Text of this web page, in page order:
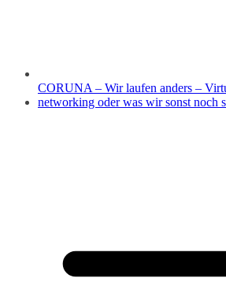
CORUNA – Wir laufen anders –
networking oder was wir sonst noch